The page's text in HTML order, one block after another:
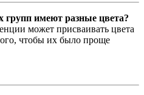
групп имеют разные цвета?
может присваивать цвета
чтобы их было проще